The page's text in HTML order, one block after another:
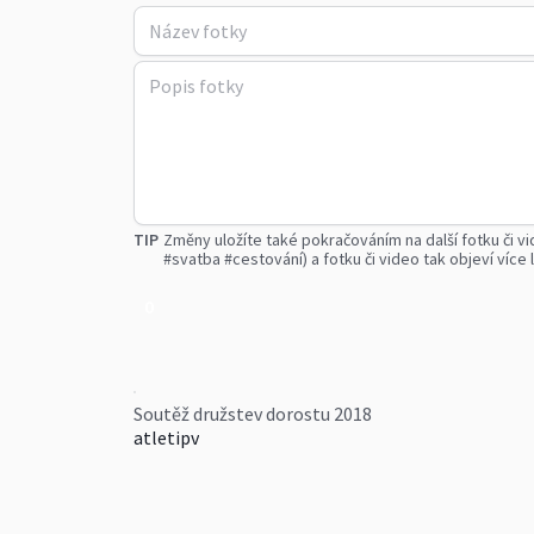
TIP Změny uložíte také pokračováním na další fotku či
#svatba #cestování) a fotku či video tak objeví více
Soutěž družstev dorostu 2018
atletipv